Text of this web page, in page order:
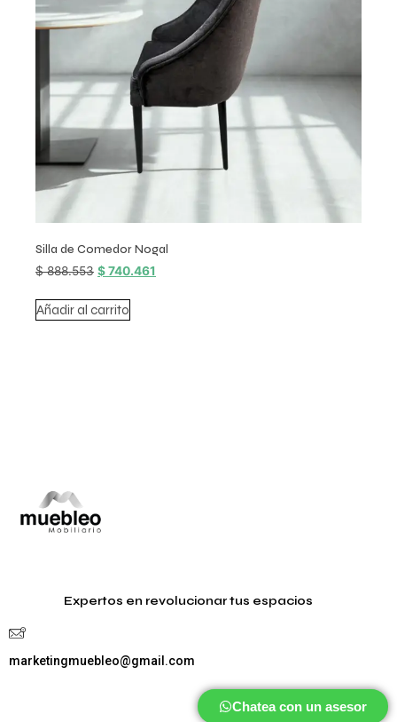
Silla de Comedor Nogal
$888.553 $740.461
Añadir al carrito
Expertos en revolucionar tus espacios
marketingmuebleo@gmail.com
Chatea con un asesor